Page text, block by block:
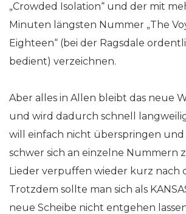
„Crowded Isolation“ und der mit
Minuten längsten Nummer „The
Eighteen“ (bei der Ragsdale
bedient) verzeichnen.
Aber alles in Allen bleibt das neue
und wird dadurch schnell
will einfach nicht überspringen und
schwer sich an einzelne Nummern
Lieder verpuffen wieder kurz nach
Trotzdem sollte man sich als
neue Scheibe nicht entgehen